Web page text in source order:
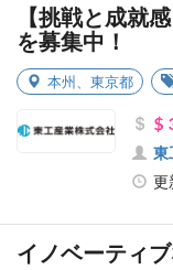
【挑戦と成就
を募集中！
本州 東京都
$
東
更
イノベーティ